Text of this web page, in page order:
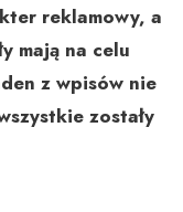
reklamowy, a
mają na celu
z wpisów nie
zostały